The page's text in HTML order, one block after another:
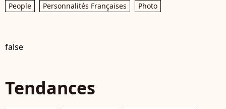
People Personnalités Françaises Photo
false
Tendances